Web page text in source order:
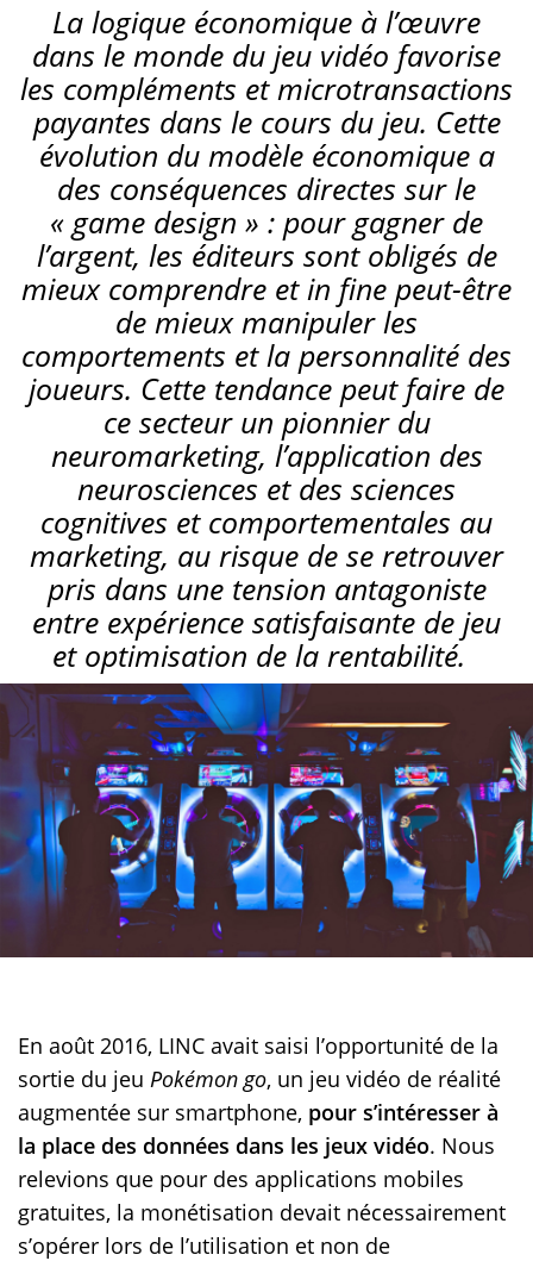
La logique économique à l’œuvre
dans le monde du jeu vidéo favorise
les compléments et microtransactions
payantes dans le cours du jeu. Cette
évolution du modèle économique a
des conséquences directes sur le
« game design » : pour gagner de
l’argent, les éditeurs sont obligés de
mieux comprendre et in fine peut-être
de mieux manipuler les
comportements et la personnalité des
joueurs. Cette tendance peut faire de
ce secteur un pionnier du
neuromarketing, l’application des
neurosciences et des sciences
cognitives et comportementales au
marketing, au risque de se retrouver
pris dans une tension antagoniste
entre expérience satisfaisante de jeu
et optimisation de la rentabilité.
En août 2016, LINC avait saisi l’opportunité de la
sortie du jeu Pokémon go, un jeu vidéo de réalité
augmentée sur smartphone, pour s’intéresser à
la place des données dans les jeux vidéo. Nous
relevions que pour des applications mobiles
gratuites, la monétisation devait nécessairement
s’opérer lors de l’utilisation et non de